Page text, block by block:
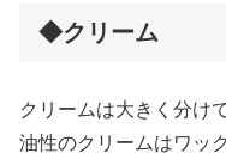
◆クリーム
クリームは大きく分け
油性のクリームはワッ